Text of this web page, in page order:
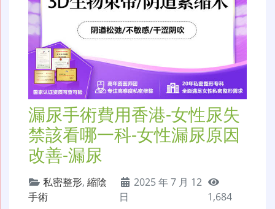
漏尿手術費用香港-女性尿失
禁該看哪一科-女性漏尿原因
改善-漏尿
私密整形, 縮陰
手術
2025 年 7 月 12
日
1,684